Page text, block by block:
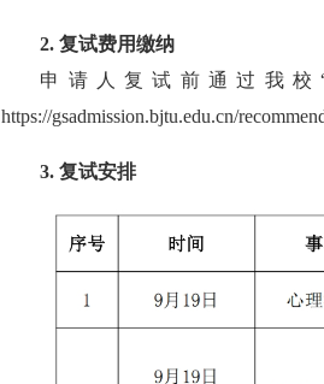
2.复试费用缴纳
申请人复试前通过我校
https://gsadmission.bjtu.edu.cn/
3.复试安排